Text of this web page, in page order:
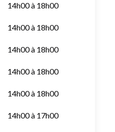
14h00 à 18h00
14h00 à 18h00
14h00 à 18h00
14h00 à 18h00
14h00 à 18h00
14h00 à 17h00